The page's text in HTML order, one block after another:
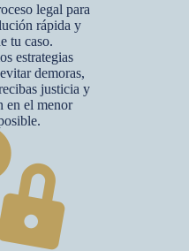
legal para
rápida y
tu caso.
estrategias
demoras,
justicia y
en el menor